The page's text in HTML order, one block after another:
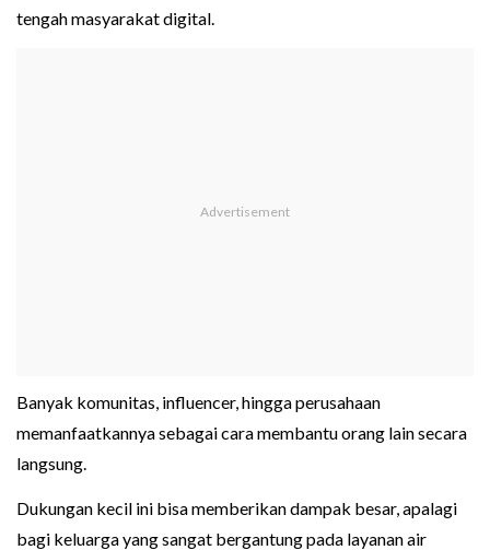
tengah masyarakat digital.
Banyak komunitas, influencer, hingga perusahaan
memanfaatkannya sebagai cara membantu orang lain secara
langsung.
Dukungan kecil ini bisa memberikan dampak besar, apalagi
bagi keluarga yang sangat bergantung pada layanan air